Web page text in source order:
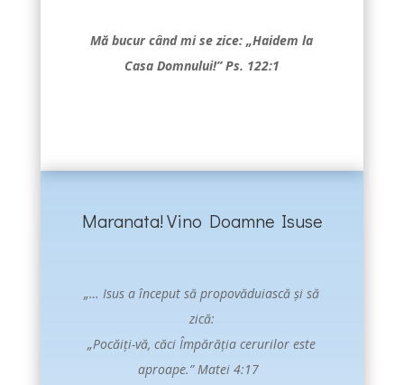
Mă bucur când mi se zice: „Haidem la
Casa Domnului!” Ps. 122:1
Maranata! Vino Doamne Isuse
„… Isus a început să propovăduiască şi să
zică:
„Pocăiţi-vă, căci Împărăţia cerurilor este
aproape.” Matei 4:17